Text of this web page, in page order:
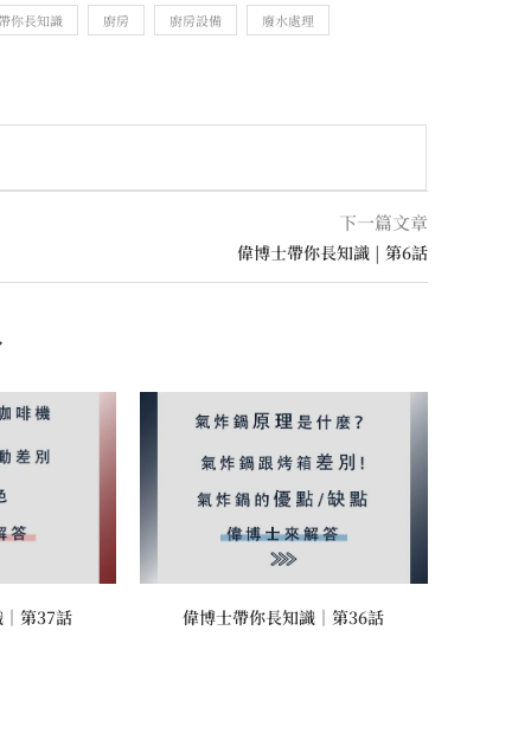
你長知識 廚房 廚房設備 廢水處理
下一篇文章
偉博士帶你長知識 | 第6話
第37話 偉博士帶你長知識｜第36話